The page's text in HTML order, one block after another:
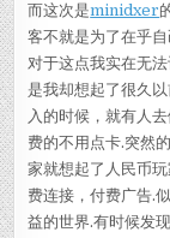
而这次是minidxer
客不就是为了在乎
对于这点我实在无
是我却想起了很久
入的时候，就有人
费的不用点卡.突然
家就想起了人民币
费连接，付费广告.
益的世界.有时候发